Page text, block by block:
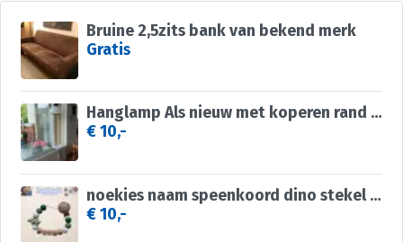
Bruine 2,5zits bank van bekend merk
Gratis
Hanglamp Als nieuw met koperen rand en schakelketting
€ 10,-
noekies naam speenkoord dino stekel khaki groen wit nr 12
€ 10,-